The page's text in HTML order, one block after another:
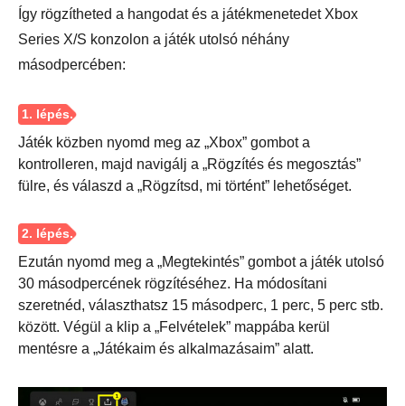
Így rögzítheted a hangodat és a játékmenetedet Xbox
Series X/S konzolon a játék utolsó néhány
másodpercében:
Játék közben nyomd meg az „Xbox” gombot a
kontrolleren, majd navigálj a „Rögzítés és megosztás”
fülre, és válaszd a „Rögzítsd, mi történt” lehetőséget.
Ezután nyomd meg a „Megtekintés” gombot a játék utolsó
30 másodpercének rögzítéséhez. Ha módosítani
szeretnéd, választhatsz 15 másodperc, 1 perc, 5 perc stb.
között. Végül a klip a „Felvételek” mappába kerül
mentésre a „Játékaim és alkalmazásaim” alatt.